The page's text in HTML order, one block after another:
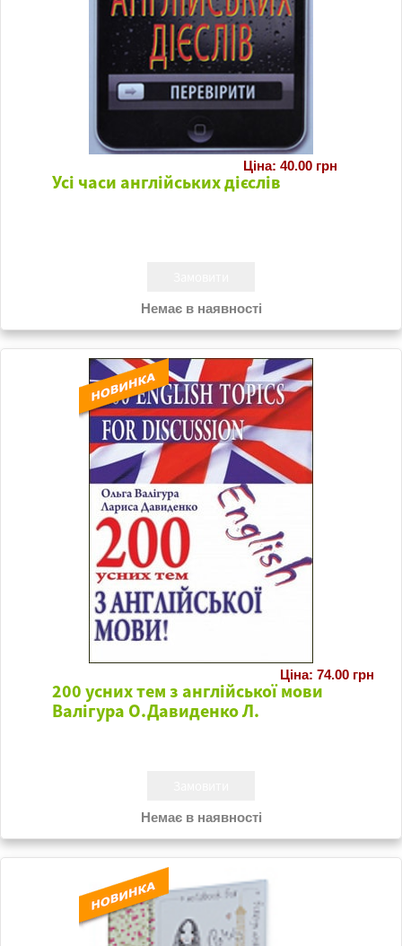
Усі часи англійських дієслів
Ціна: 40.00 грн
Немає в наявності
200 усних тем з англійської мови
Валігура О.Давиденко Л.
Ціна: 74.00 грн
Немає в наявності